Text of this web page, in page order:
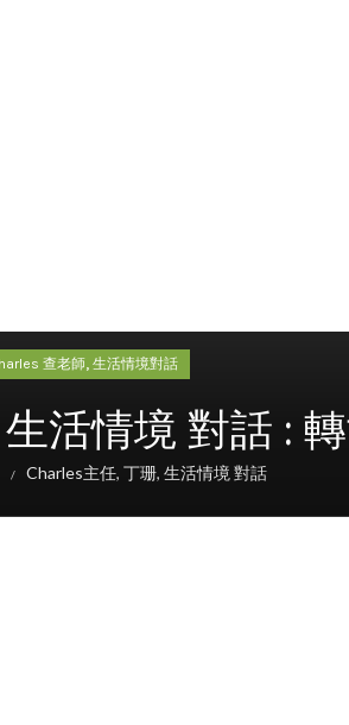
查老師, 生活情境對話
活情境 對話 :
Charles主任, 丁珊, 生活情境 對話